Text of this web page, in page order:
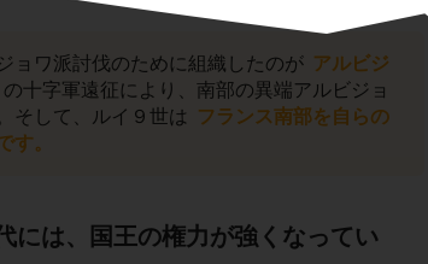
ョワ派討伐のために組織したのが アルビジ
十字軍遠征により、南部の異端アルビジョ
そして、ルイ９世は
フランス南部を自らの
す。
には、国王の権力が強くなってい